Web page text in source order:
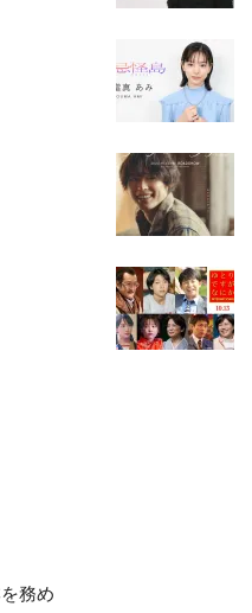
務め